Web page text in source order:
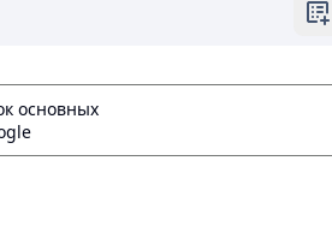
основных